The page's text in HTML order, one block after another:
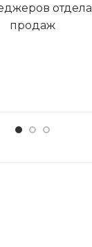
отдела
продаж